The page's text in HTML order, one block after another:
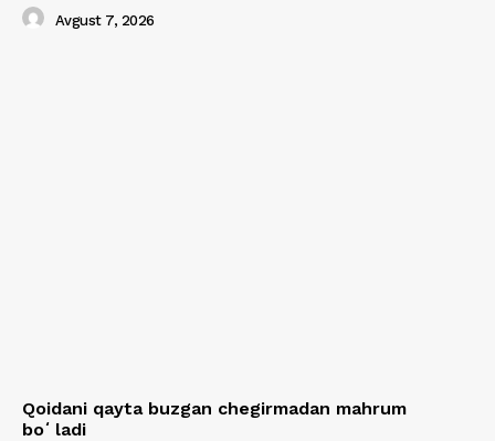
Avgust 7, 2026
Qoidani qayta buzgan chegirmadan mahrum
boʻladi